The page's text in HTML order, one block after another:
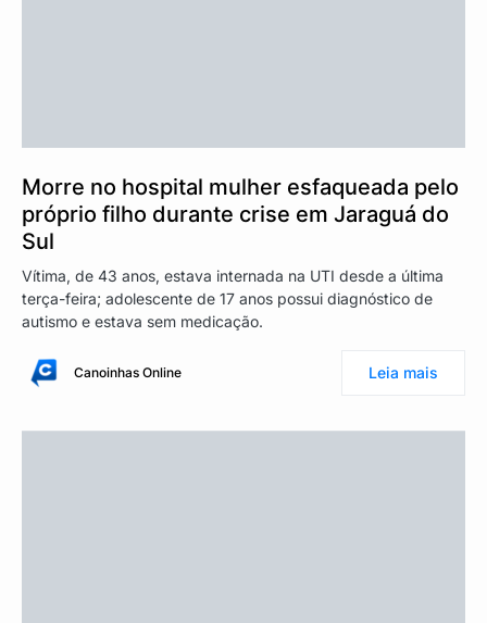
Morre no hospital mulher esfaqueada pelo
próprio filho durante crise em Jaraguá do
Sul
Vítima, de 43 anos, estava internada na UTI desde a última
terça-feira; adolescente de 17 anos possui diagnóstico de
autismo e estava sem medicação.
Canoinhas Online Leia mais